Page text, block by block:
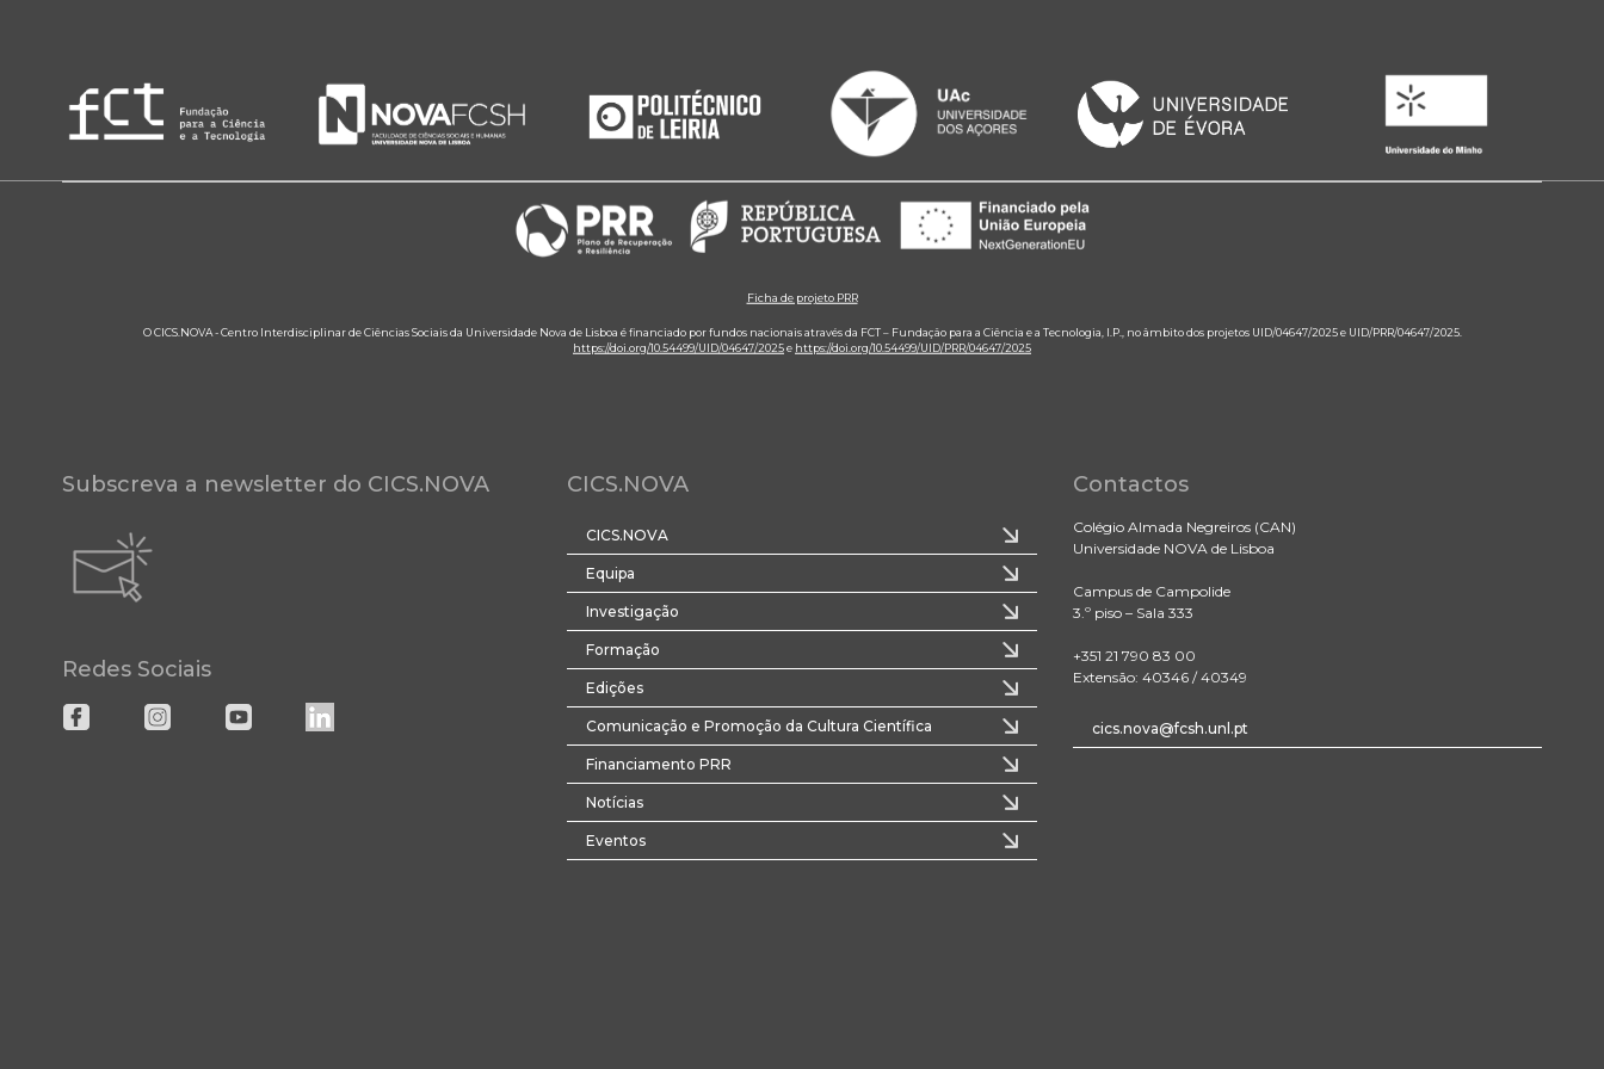
Ficha de projeto PRR
O CICS.NOVA - Centro Interdisciplinar de Ciências Sociais da Universidade Nova de Lisboa é financiado por fundos nacionais através da FCT – Fundação para a Ciência e a Tecnologia, I.P., no âmbito dos projetos UID/04647/2025 e UID/PRR/04647/2025.
https://doi.org/10.54499/UID/04647/2025e https://doi.org/10.54499/UID/PRR/04647/2025
Subscreva a newsletter do CICS.NOVA
Redes Sociais
CICS.NOVA
CICS.NOVA
Equipa
Investigação
Formação
Edições
Comunicação e Promoção da Cultura Científica
Financiamento PRR
Notícias
Eventos
Contactos
Colégio Almada Negreiros (CAN)
Universidade NOVA de Lisboa
Campus de Campolide
3.º piso – Sala 333
+351 21 790 83 00
Extensão: 40346 / 40349
cics.nova@fcsh.unl.pt